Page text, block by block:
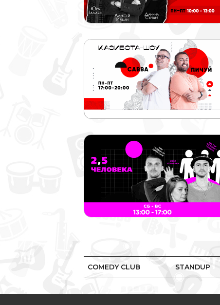
COMEDY CLUB STANDUP